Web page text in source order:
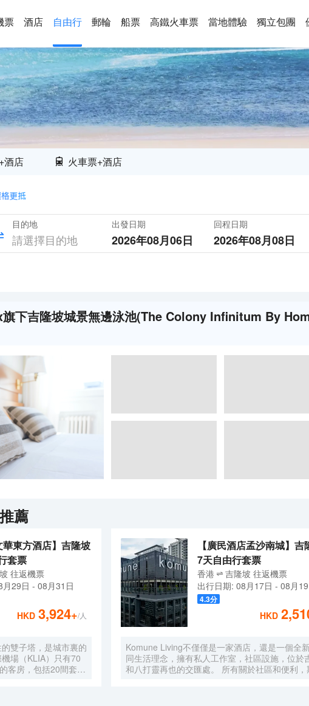
票 酒店 自由行 郵輪 船票 高鐵火車票 當地體驗 獨立包團
酒店 火車票+酒店
目的地 出發日期
2026年08月06日
回程日期
2026年08月08日
下吉隆坡城景無邊泳池(The Colony Infinitum By
薦
華東方酒店】吉隆坡
套票
往返機票
月29日 - 08月31日
HKD 3,924+/人
雙子塔，是城市裏的
場（KLIA）只有70
客房，包括20間套房
【廣民酒店孟沙南城】吉
7天自由行套票
香港 吉隆坡 往返機票
出行日期: 08月17日 - 08月
4.3分
HKD
Komune Living不僅僅是一家酒店，還是一個全
同生活理念，擁有私人工作室，社區設施，位於
和八打靈再也的交匯處。 所有關於社區和便利，